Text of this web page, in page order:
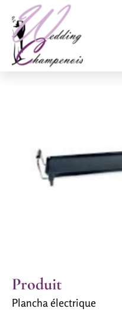
Produit
Plancha électrique